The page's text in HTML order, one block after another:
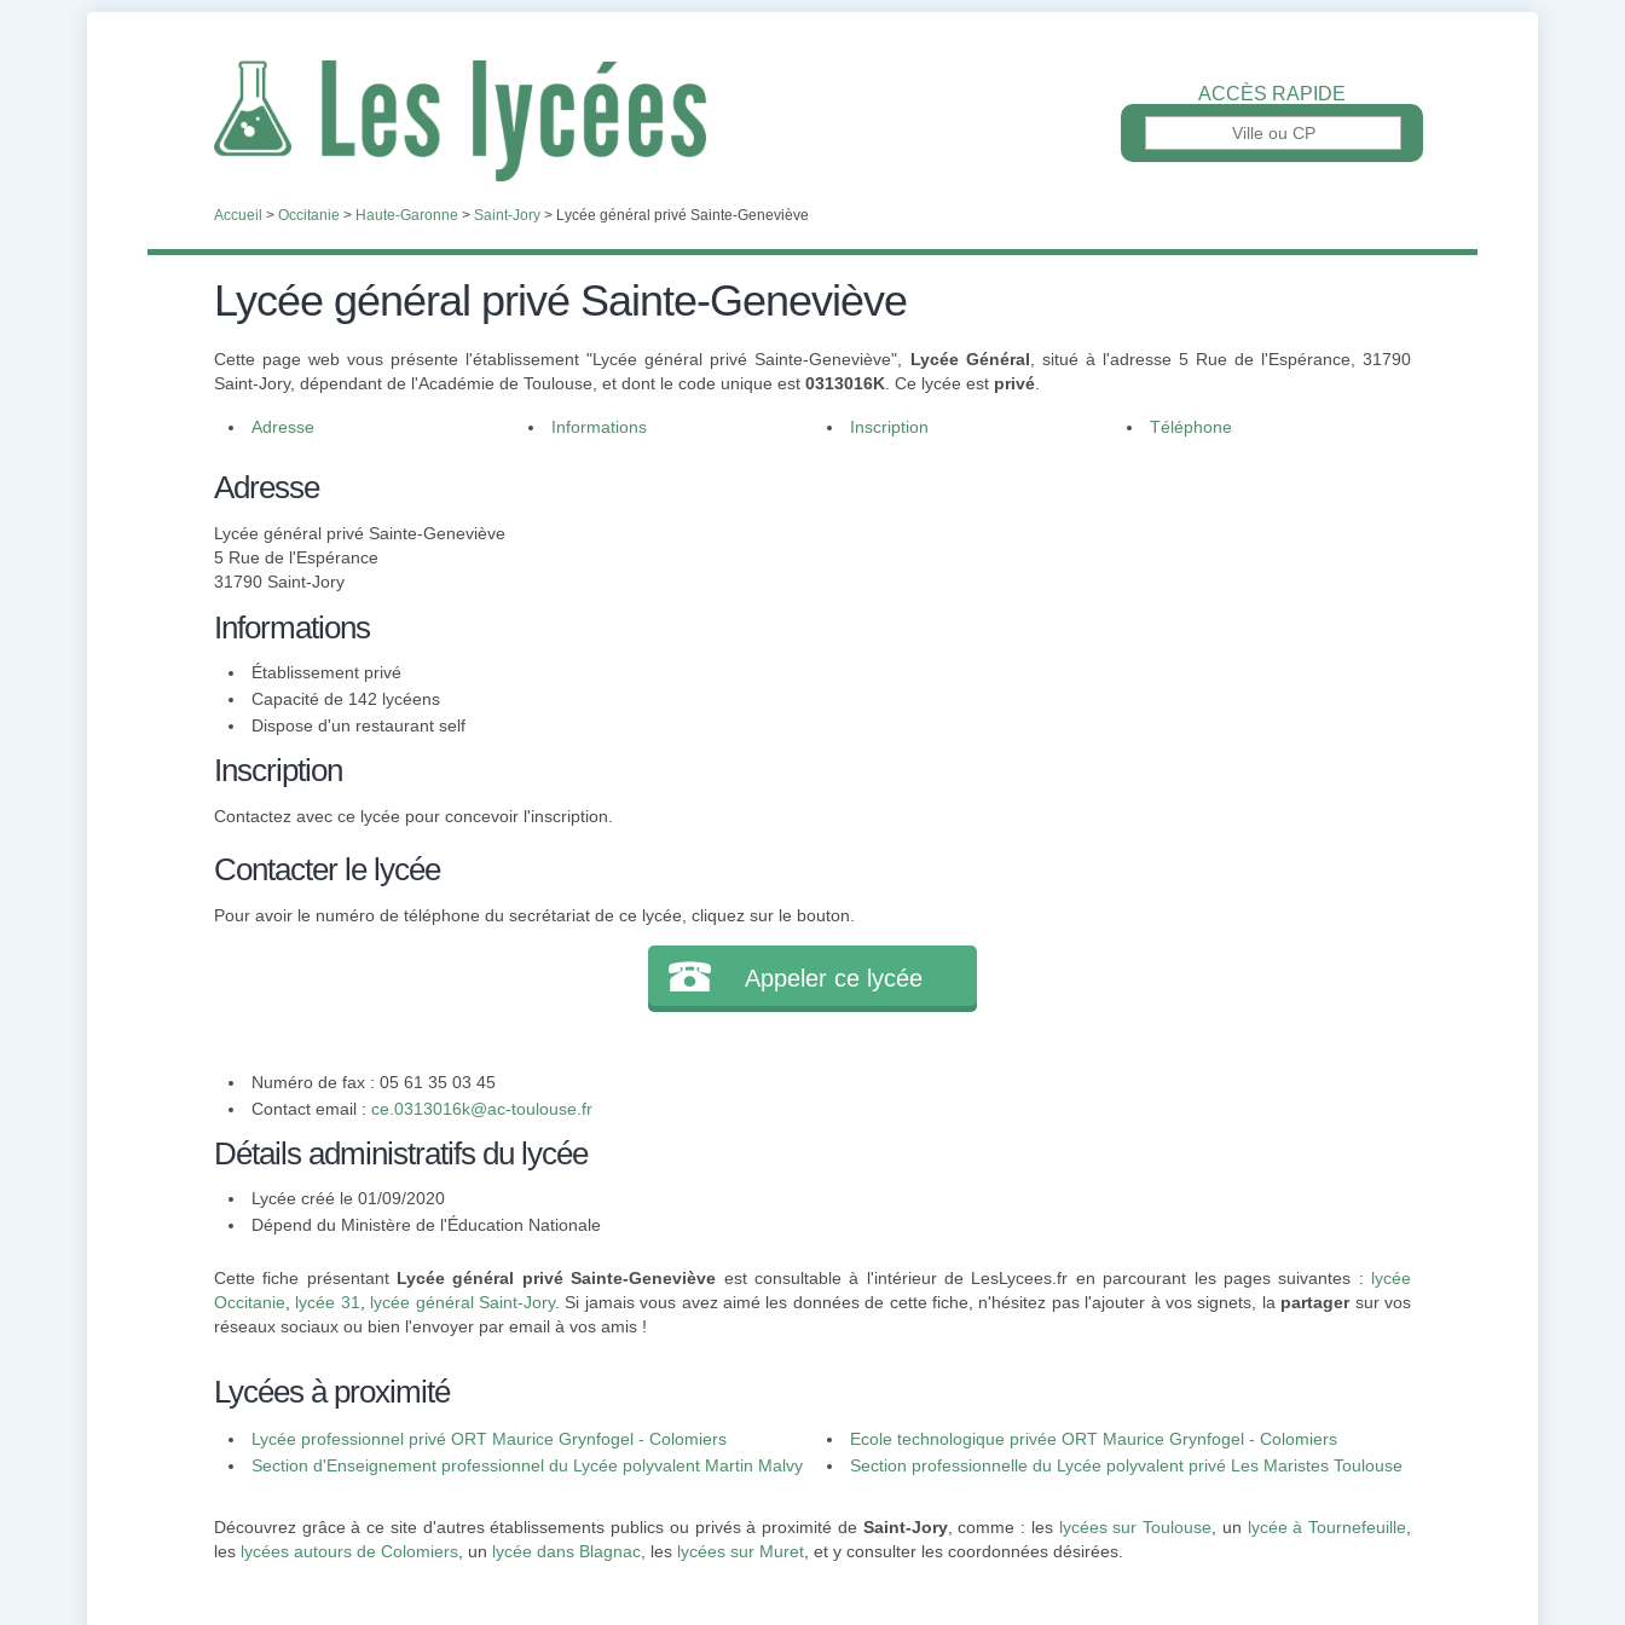
ACCÈS RAPIDE
Accueil > Occitanie > Haute-Garonne > Saint-Jory > Lycée général privé Sainte-Geneviève
Lycée général privé Sainte-Geneviève
Cette page web vous présente l'établissement "Lycée général privé Sainte-Geneviève", Lycée Général , situé à l'adresse 5 Rue de l'Espérance, 31790
Saint-Jory, dépendant de l'Académie de Toulouse, et dont le code unique est 0313016K . Ce lycée est privé
Adresse Informations Inscription Téléphone
Adresse
Lycée général privé Sainte-Geneviève
5 Rue de l'Espérance
31790 Saint-Jory
Informations
Établissement privé
Capacité de 142 lycéens
Dispose d'un restaurant self
Inscription
Contactez avec ce lycée pour concevoir l'inscription.
Contacter le lycée
Pour avoir le numéro de téléphone du secrétariat de ce lycée, cliquez sur le bouton.
Appeler ce lycée
Numéro de fax : 05 61 35 03 45
Contact email : ce.0313016k@ac-toulouse.fr
Détails administratifs du lycée
Lycée créé le 01/09/2020
Dépend du Ministère de l'Éducation Nationale
Cette fiche présentant Lycée général privé Sainte-Geneviève est consultable à l'intérieur de LesLycees.fr en parcourant les pages suivantes : lycée
Occitanie
lycée 31 lycée général Saint-Jory. Si jamais vous avez aimé les données de cette fiche, n'hésitez pas l'ajouter à vos signets, la partagersur vos
réseaux sociaux ou bien l'envoyer par email à vos amis !
Lycées à proximité
Lycée professionnel privé ORT Maurice Grynfogel - Colomiers
Ecole technologique privée ORT Maurice Grynfogel - Colomiers
Section d'Enseignement professionnel du Lycée polyvalent Martin Malvy
Section professionnelle du Lycée polyvalent privé Les Maristes Toulouse
Découvrez grâce à ce site d'autres établissements publics ou privés à proximité de Saint-Jory, comme : les lycées sur Toulouse , un lycée à Tournefeuille
les lycées autours de Colomiers , un lycée dans Blagnac , les lycées sur Muret , et y consulter les coordonnées désirées.